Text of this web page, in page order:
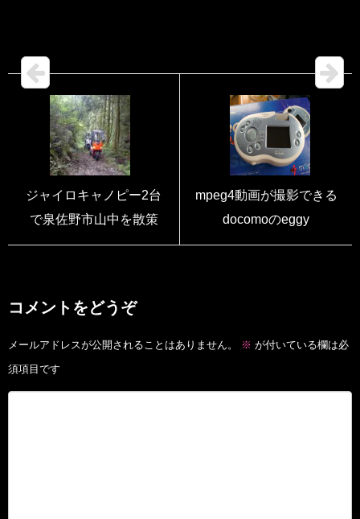
ジャイロキャノピー2台
で泉佐野市山中を散策
mpeg4動画が撮影できる
docomoのeggy
コメントをどうぞ
メールアドレスが公開されることはありません。 ※ が付いている欄は必
須項目です